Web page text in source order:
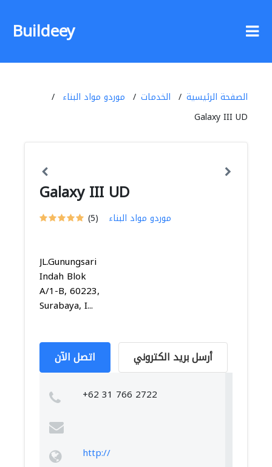
Buildeey
الصفحة الرئيسية الخدمات
موردو مواد البناء
Galaxy III UD
Galaxy III UD
(5) موردو مواد البناء
JL.Gunungsari
Indah Blok
A/1-B, 60223,
Surabaya, I...
اتصل الآن أرسل بريد الكتروني
+62 31 766 2722
http://